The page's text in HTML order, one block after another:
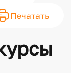
Печатать